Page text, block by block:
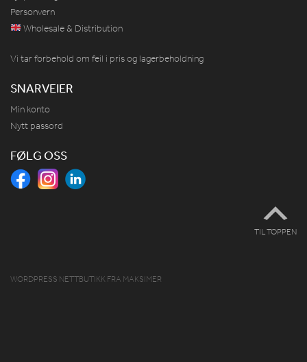
Personvern
Wholesale & Distribution
Vi tar forbehold om feil i pris og lagerbeholdning
SNARVEIER
Min konto
Nytt passord
FØLG OSS
TIL TOPPEN
WORDPRESS NETTBUTIKK FRA MAKSIMER